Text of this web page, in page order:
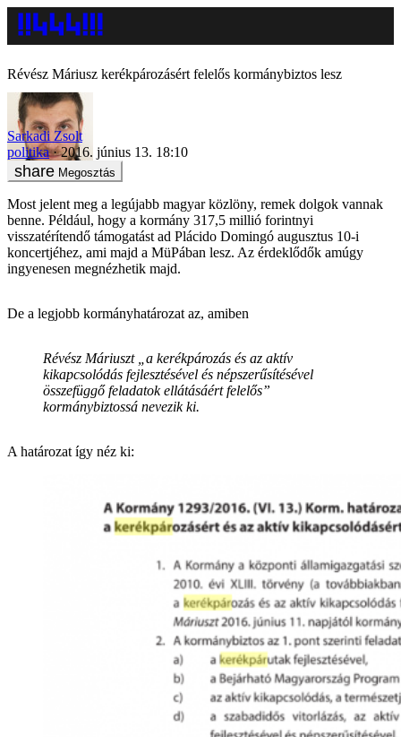
Révész Máriusz kerékpározásért felelős kormánybiztos lesz
Sarkadi Zsolt
politika
2016. június 13. 18:10
Megosztás
Most jelent meg a legújabb magyar közlöny, remek dolgok vannak
benne. Például, hogy a kormány 317,5 millió forintnyi
visszatérítendő támogatást ad Plácido Domingó augusztus 10-i
koncertjéhez, ami majd a MüPában lesz. Az érdeklődők amúgy
ingyenesen megnézhetik majd.
De a legjobb kormányhatározat az, amiben
Révész Máriuszt „a kerékpározás és az aktív
kikapcsolódás fejlesztésével és népszerűsítésével
összefüggő feladatok ellátásáért felelős”
kormánybiztossá nevezik ki.
A határozat így néz ki: